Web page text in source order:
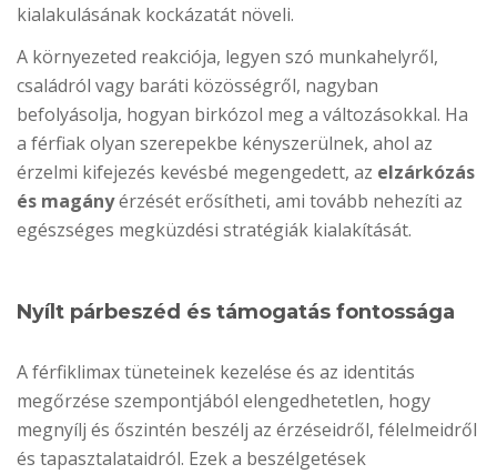
kialakulásának kockázatát növeli.
A környezeted reakciója, legyen szó munkahelyről,
családról vagy baráti közösségről, nagyban
befolyásolja, hogyan birkózol meg a változásokkal. Ha
a férfiak olyan szerepekbe kényszerülnek, ahol az
érzelmi kifejezés kevésbé megengedett, az elzárkózás
és magányérzését erősítheti, ami tovább nehezíti az
egészséges megküzdési stratégiák kialakítását.
Nyílt párbeszéd és támogatás fontossága
A férfiklimax tüneteinek kezelése és az identitás
megőrzése szempontjából elengedhetetlen, hogy
megnyílj és őszintén beszélj az érzéseidről, félelmeidről
és tapasztalataidról. Ezek a beszélgetések